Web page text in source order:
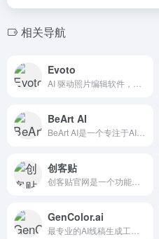
相关导航
Evoto
BeArt AI
创客贴
GenColor.ai